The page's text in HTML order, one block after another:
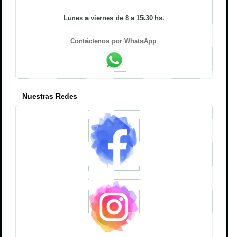
Lunes a viernes de 8 a 15.30 hs.
Contáctenos por WhatsApp
Nuestras Redes